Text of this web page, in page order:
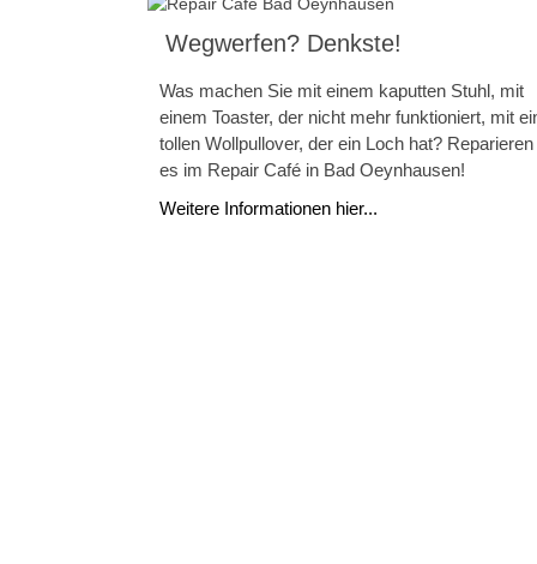
Wegwerfen? Denkste!
Was machen Sie mit einem kaputten Stuhl, mit
einem Toaster, der nicht mehr funktioniert, mit
tollen Wollpullover, der ein Loch hat?
es im Repair Café in Bad Oeynhausen!
Weitere Informationen hier...